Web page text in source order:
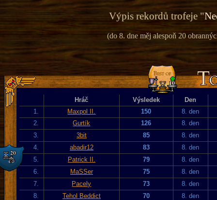
Výpis rekordů trofeje "
(do 8. dne měj alespoň 20
Hráč Výsledek
Den
1.
Maxpol II. 150
8. den
2.
Gurtík 126
8. den
3.
3bit 85
8. den
4.
abadir12 83
8. den
5.
Patrick II. 79
8. den
6.
MaSSer 75
8. den
7.
Pacely 73
8. den
8.
Tehol Beddict 70
8. den